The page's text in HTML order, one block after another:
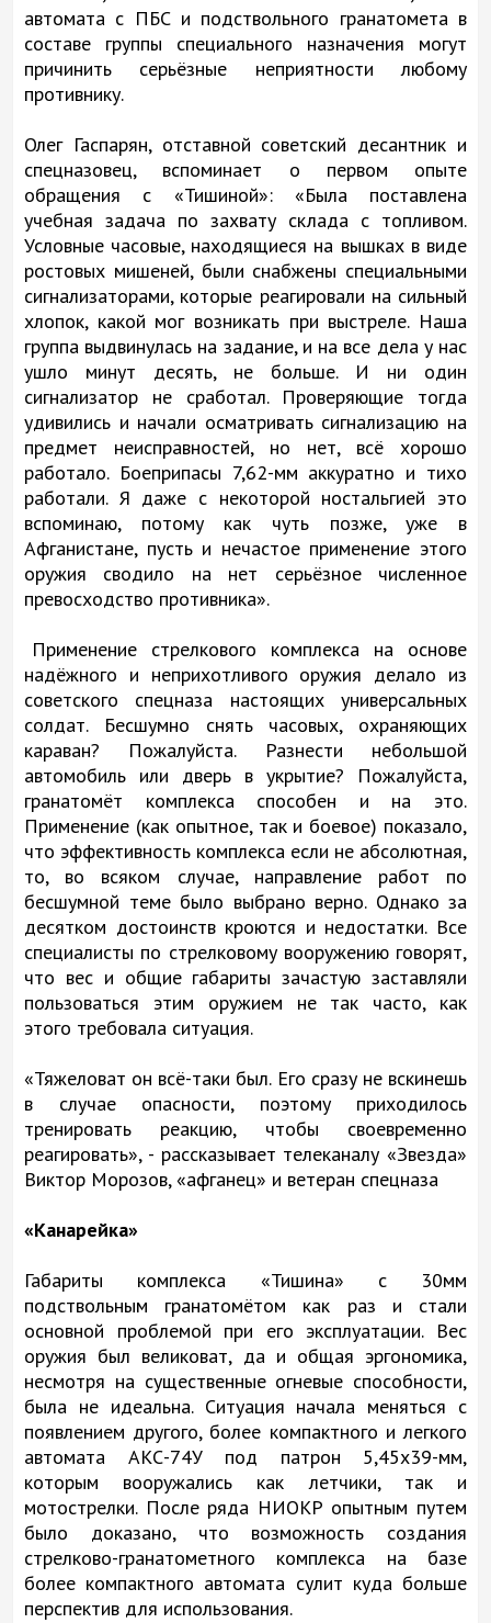
автомата с ПБС и подствольного гранатомета в
составе группы специального назначения могут
причинить серьёзные неприятности любому
противнику.
Олег Гаспарян, отставной советский десантник и
спецназовец, вспоминает о первом опыте
обращения с «Тишиной»: «Была поставлена
учебная задача по захвату склада с топливом.
Условные часовые, находящиеся на вышках в виде
ростовых мишеней, были снабжены специальными
сигнализаторами, которые реагировали на сильный
хлопок, какой мог возникать при выстреле. Наша
группа выдвинулась на задание, и на все дела у нас
ушло минут десять, не больше. И ни один
сигнализатор не сработал. Проверяющие тогда
удивились и начали осматривать сигнализацию на
предмет неисправностей, но нет, всё хорошо
работало. Боеприпасы 7,62-мм аккуратно и тихо
работали. Я даже с некоторой ностальгией это
вспоминаю, потому как чуть позже, уже в
Афганистане, пусть и нечастое применение этого
оружия сводило на нет серьёзное численное
превосходство противника».
Применение стрелкового комплекса на основе
надёжного и неприхотливого оружия делало из
советского спецназа настоящих универсальных
солдат. Бесшумно снять часовых, охраняющих
караван? Пожалуйста. Разнести небольшой
автомобиль или дверь в укрытие? Пожалуйста,
гранатомёт комплекса способен и на это.
Применение (как опытное, так и боевое) показало,
что эффективность комплекса если не абсолютная,
то, во всяком случае, направление работ по
бесшумной теме было выбрано верно. Однако за
десятком достоинств кроются и недостатки. Все
специалисты по стрелковому вооружению говорят,
что вес и общие габариты зачастую заставляли
пользоваться этим оружием не так часто, как
этого требовала ситуация.
«Тяжеловат он всё-таки был. Его сразу не вскинешь
в случае опасности, поэтому приходилось
тренировать реакцию, чтобы своевременно
реагировать», - рассказывает телеканалу «Звезда»
Виктор Морозов, «афганец» и ветеран спецназа
«Канарейка»
Габариты комплекса «Тишина» с 30мм
подствольным гранатомётом как раз и стали
основной проблемой при его эксплуатации. Вес
оружия был великоват, да и общая эргономика,
несмотря на существенные огневые способности,
была не идеальна. Ситуация начала меняться с
появлением другого, более компактного и легкого
автомата АКС-74У под патрон 5,45х39-мм,
которым вооружались как летчики, так и
мотострелки. После ряда НИОКР опытным путем
было доказано, что возможность создания
стрелково-гранатометного комплекса на базе
более компактного автомата сулит куда больше
перспектив для использования.